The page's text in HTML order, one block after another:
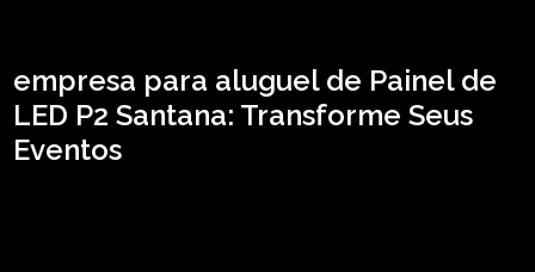
empresa para aluguel de Painel de
LED P2 Santana: Transforme Seus
Eventos